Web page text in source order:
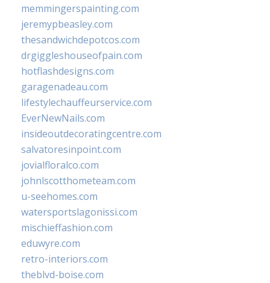
memmingerspainting.com
jeremypbeasley.com
thesandwichdepotcos.com
drgiggleshouseofpain.com
hotflashdesigns.com
garagenadeau.com
lifestylechauffeurservice.com
EverNewNails.com
insideoutdecoratingcentre.com
salvatoresinpoint.com
jovialfloralco.com
johnlscotthometeam.com
u-seehomes.com
watersportslagonissi.com
mischieffashion.com
eduwyre.com
retro-interiors.com
theblvd-boise.com